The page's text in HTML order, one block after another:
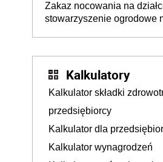
zmarłego
Zakaz nocowania na
stowarzyszenie ogrodowe
Kalkulatory
Kalkulator składki
przedsiębiorcy
Kalkulator dla
Kalkulator wynagrodzeń